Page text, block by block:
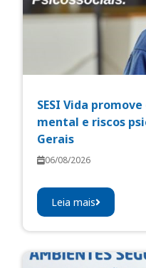
SESI Vida
mental e riscos
Gerais
06/08/2026
Leia mais